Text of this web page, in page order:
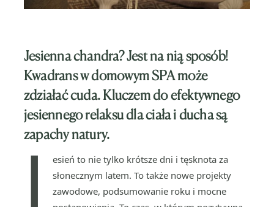
Jesienna chandra? Jest na nią sposób!
Kwadrans w domowym SPA może
zdziałać cuda. Kluczem do efektywnego
jesiennego relaksu dla ciała i ducha są
zapachy natury.
J
esień to nie tylko krótsze dni i tęsknota za
słonecznym latem. To także nowe projekty
zawodowe, podsumowanie roku i mocne